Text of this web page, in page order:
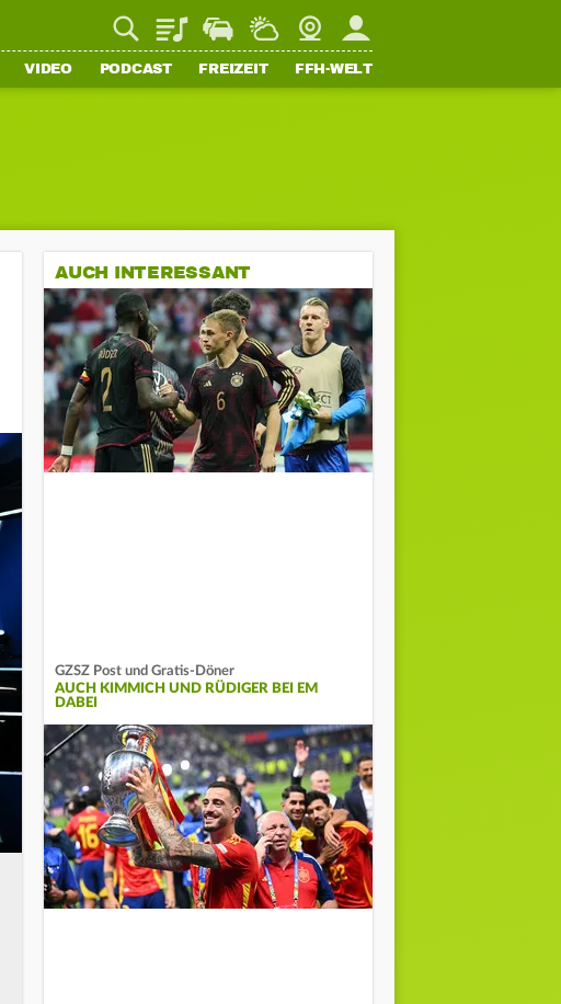
PlaylistStaupilotWetterWebcamMein FFH
VIDEO PODCAST FREIZEIT FFH-WELT
AUCH INTERESSANT
GZSZ Post und Gratis-Döner
AUCH KIMMICH UND RÜDIGER BEI EM
DABEI